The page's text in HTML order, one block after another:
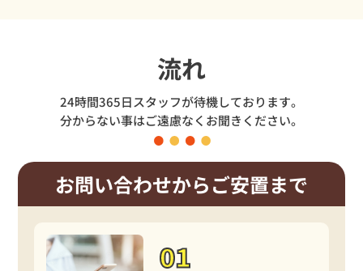
流れ
24時間365日スタッフが待機しております。
分からない事はご遠慮なくお聞きください。
お問い合わせからご安置まで